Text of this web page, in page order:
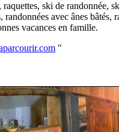
ski de randonnée,
randonnées avec ânes
vacances en famille.
"